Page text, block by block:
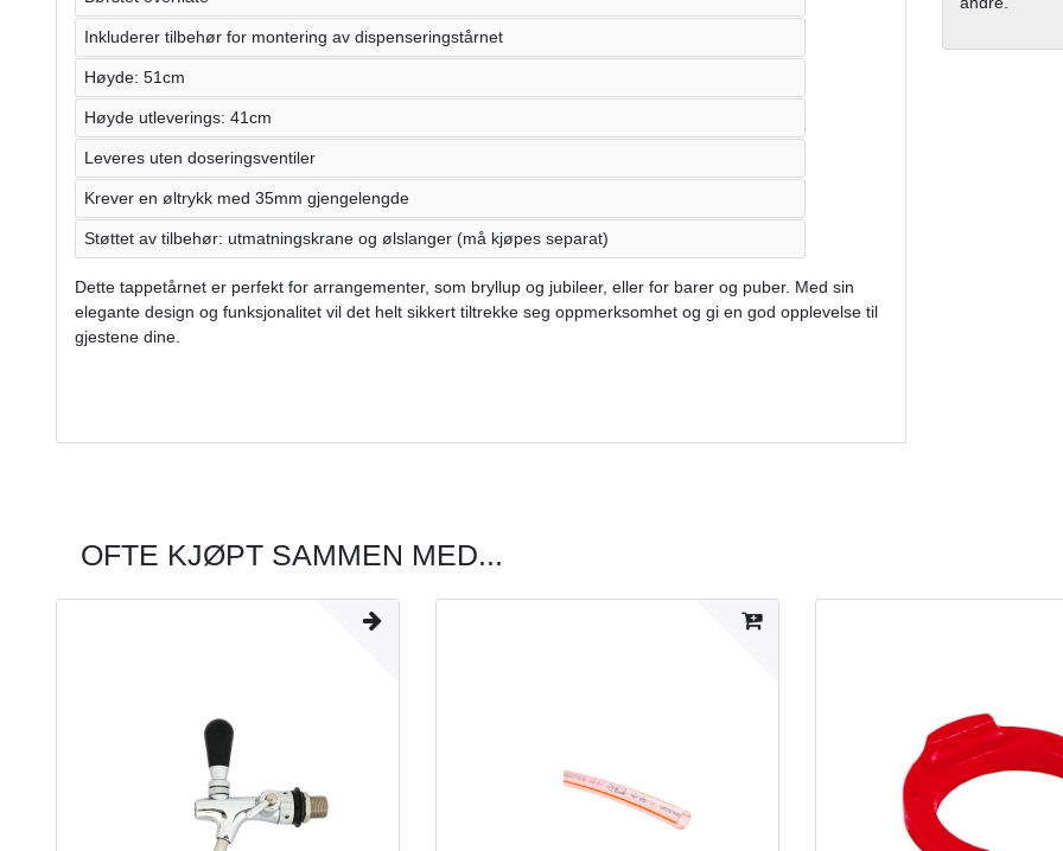
Inkluderer tilbehør for montering av dispenseringstårnet
Høyde: 51cm
Høyde utleverings: 41cm
Leveres uten doseringsventiler
Krever en øltrykk med 35mm gjengelengde
Støttet av tilbehør: utmatningskrane og ølslanger (må kjøpes separat)
Dette tappetårnet er perfekt for arrangementer, som bryllup og jubileer, eller for barer og puber. Med sin
elegante design og funksjonalitet vil det helt sikkert tiltrekke seg oppmerksomhet og gi en god opplevelse til
gjestene dine.
OFTE KJØPT SAMMEN MED...